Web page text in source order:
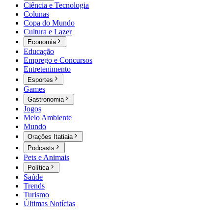
Ciência e Tecnologia
Colunas
Copa do Mundo
Cultura e Lazer
Economia
Educação
Emprego e Concursos
Entretenimento
Esportes
Games
Gastronomia
Jogos
Meio Ambiente
Mundo
Orações Itatiaia
Podcasts
Pets e Animais
Política
Saúde
Trends
Turismo
Últimas Notícias